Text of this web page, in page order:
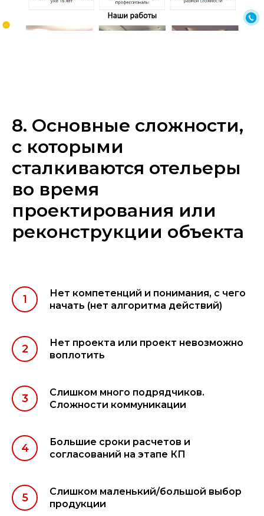
8. Основные сложности,
с которыми
сталкиваются отельеры
во время
проектирования или
реконструкции объекта
Нет компетенций и понимания, с чего
начать (нет алгоритма действий)
Нет проекта или проект невозможно
воплотить
Слишком много подрядчиков.
Сложности коммуникации
Большие сроки расчетов и
согласований на этапе КП
Слишком маленький/большой выбор
продукции